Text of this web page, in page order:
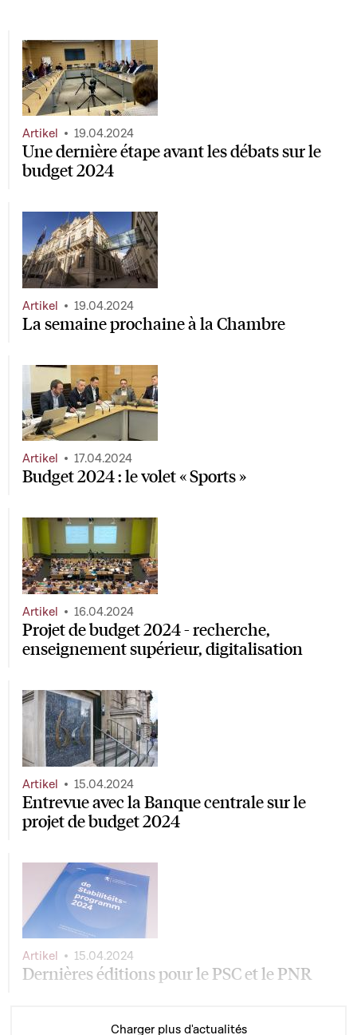
Une dernière étape avant les débats sur le
budget 2024
Artikel 19.04.2024
La semaine prochaine à la Chambre
Artikel 19.04.2024
Budget 2024 : le volet « Sports »
Artikel 17.04.2024
Projet de budget 2024 - recherche,
enseignement supérieur, digitalisation
Artikel 16.04.2024
Entrevue avec la Banque centrale sur le
projet de budget 2024
Artikel 15.04.2024
Dernières éditions pour le PSC et le PNR
Artikel 15.04.2024
Charger plus d'actualités